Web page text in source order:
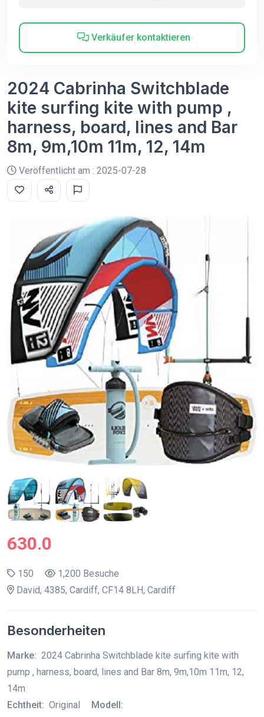
Verkäufer kontaktieren
2024 Cabrinha Switchblade
kite surfing kite with pump ,
harness, board, lines and Bar
8m, 9m,10m 11m, 12, 14m
Veröffentlicht am : 2025-07-28
630.0
150
1,200 Besuche
David, 4385, Cardiff, CF14 8LH, Cardiff
Besonderheiten
Marke: 2024 Cabrinha Switchblade kite surfing kite with
pump , harness, board, lines and Bar 8m, 9m,10m 11m, 12,
14m
Echtheit: Original Modell: